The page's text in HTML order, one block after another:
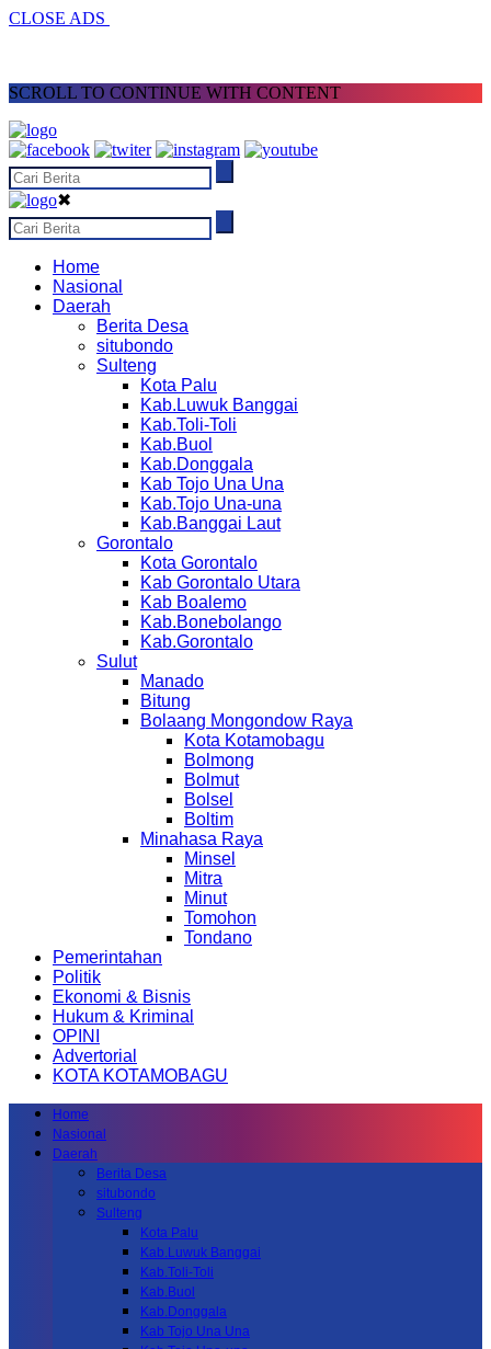
CLOSE ADS
SCROLL TO CONTINUE WITH CONTENT
✖
Home
Nasional
Daerah
Berita Desa
situbondo
Sulteng
Kota Palu
Kab.Luwuk Banggai
Kab.Toli-Toli
Kab.Buol
Kab.Donggala
Kab Tojo Una Una
Kab.Tojo Una-una
Kab.Banggai Laut
Gorontalo
Kota Gorontalo
Kab Gorontalo Utara
Kab Boalemo
Kab.Bonebolango
Kab.Gorontalo
Sulut
Manado
Bitung
Bolaang Mongondow Raya
Kota Kotamobagu
Bolmong
Bolmut
Bolsel
Boltim
Minahasa Raya
Minsel
Mitra
Minut
Tomohon
Tondano
Pemerintahan
Politik
Ekonomi & Bisnis
Hukum & Kriminal
OPINI
Advertorial
KOTA KOTAMOBAGU
Home
Nasional
Daerah
Berita Desa
situbondo
Sulteng
Kota Palu
Kab.Luwuk Banggai
Kab.Toli-Toli
Kab.Buol
Kab.Donggala
Kab Tojo Una Una